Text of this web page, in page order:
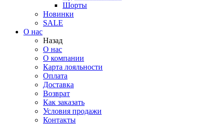
Шорты
Новинки
SALE
О нас
Назад
О нас
О компании
Карта лояльности
Оплата
Доставка
Возврат
Как заказать
Условия продажи
Контакты